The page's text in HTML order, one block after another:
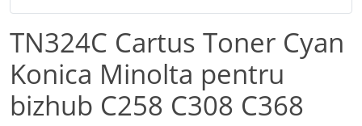
TN324C Cartus Toner Cyan
Konica Minolta pentru
bizhub C258 C308 C368